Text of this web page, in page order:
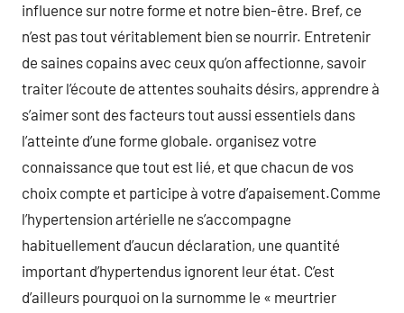
influence sur notre forme et notre bien-être. Bref, ce
n’est pas tout véritablement bien se nourrir. Entretenir
de saines copains avec ceux qu’on affectionne, savoir
traiter l’écoute de attentes souhaits désirs, apprendre à
s’aimer sont des facteurs tout aussi essentiels dans
l’atteinte d’une forme globale. organisez votre
connaissance que tout est lié, et que chacun de vos
choix compte et participe à votre d’apaisement.Comme
l’hypertension artérielle ne s’accompagne
habituellement d’aucun déclaration, une quantité
important d’hypertendus ignorent leur état. C’est
d’ailleurs pourquoi on la surnomme le « meurtrier